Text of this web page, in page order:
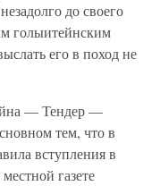
до своего
голыитейнским
его в поход не
— Тендер —
тем, что в
вступления в
газете